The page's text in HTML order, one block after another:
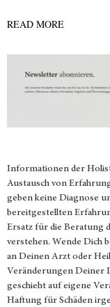
READ MORE
Informationen der
Austausch von
geben keine Diagnose
bereitgestellten
Ersatz für die Beratung
verstehen. Wende Dich
an Deinen Arzt oder
Veränderungen Deiner
geschieht auf eigene
Haftung für Schäden